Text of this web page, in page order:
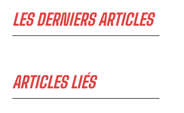
LES DERNIERS ARTICLES
ARTICLES LIÉS